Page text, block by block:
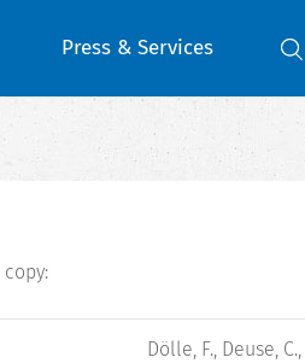
Press & Services
copy:
Dölle, F., Deuse,